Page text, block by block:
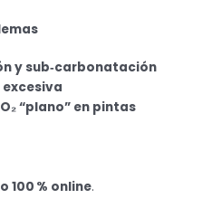
y sub‑carbonatación
“plano” en pintas
100 % online.